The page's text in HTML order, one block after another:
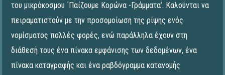
του μικρόκοσμου ΄Παίζουμε Κορώνα -Γράμματα’. Καλούνται να
πειραματιστούν με την προσομοίωση της ρίψης ενός
νομίσματος πολλές φορές, ενώ παράλληλα έχουν στη
διάθεσή τους ένα πίνακα εμφάνισης των δεδομένων, ένα
πίνακα καταγραφής και ένα ραβδόγραμμα κατανομής